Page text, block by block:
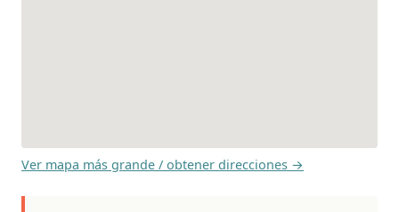
Ver mapa más grande / obtener direcciones →